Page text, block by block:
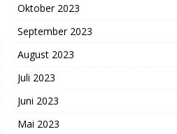
Oktober 2023
September 2023
August 2023
Juli 2023
Juni 2023
Mai 2023